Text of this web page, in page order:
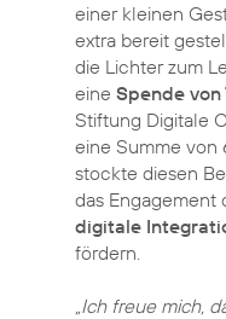
einer kleinen
extra bereit
die Lichter zum
eine Spende
Stiftung Digitale
eine Summe von
stockte diesen
das Engagement
digitale
fördern.
„Ich freue mich,